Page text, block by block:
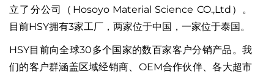
立了分公司（Hosoyo Material Science CO.,Ltd）。
目前HSY拥有3家工厂，两家位于中国，一家位于泰国。
HSY目前向全球30多个国家的数百家客户分销产品。我
们的客户群涵盖区域经销商、OEM合作伙伴、各大超市